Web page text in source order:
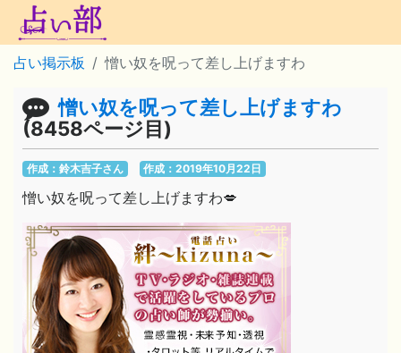
占い掲示板 憎い奴を呪って差し上げますわ
憎い奴を呪って差し上げますわ
(8458ページ目)
作成：鈴木吉子さん 作成：2019年10月22日
憎い奴を呪って差し上げますわ💋